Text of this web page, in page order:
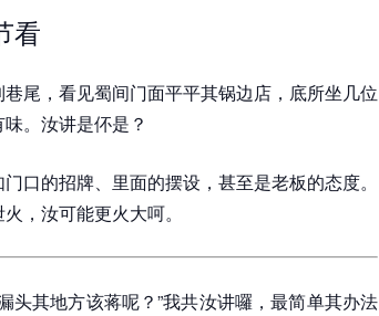
看
尾，看见蜀间门面平平其锅边店，底所坐几位
。汝讲是伓是？
口的招牌、里面的摆设，甚至是老板的态度。
，汝可能更火大呵。
头其地方该蒋呢？”我共汝讲囉，最简单其办法